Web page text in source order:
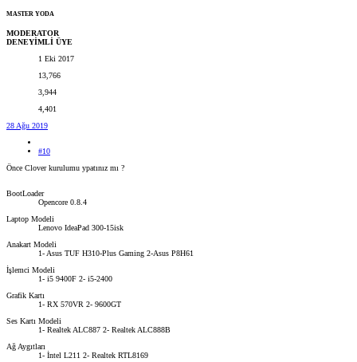
MASTER YODA
MODERATOR
DENEYİMLİ ÜYE
1 Eki 2017
13,766
3,944
4,401
28 Ağu 2019
#10
Önce Clover kurulumu ypatınız mı ?
BootLoader
Opencore 0.8.4
Laptop Modeli
Lenovo IdeaPad 300-15isk
Anakart Modeli
1- Asus TUF H310-Plus Gaming 2-Asus P8H61
İşlemci Modeli
1- i5 9400F 2- i5-2400
Grafik Kartı
1- RX 570VR 2- 9600GT
Ses Kartı Modeli
1- Realtek ALC887 2- Realtek ALC888B
Ağ Aygıtları
1- İntel L211 2- Realtek RTL8169